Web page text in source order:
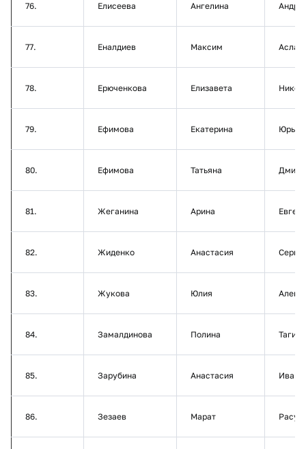
76. Елисеева Ангелина
77. Еналдиев Максим
78. Ерюченкова Елизавета
79. Ефимова Екатерина
80. Ефимова Татьяна
81. Жеганина Арина
82. Жиденко Анастасия
83. Жукова Юлия
84. Замалдинова Полина
85. Зарубина Анастасия
86. Зезаев Марат